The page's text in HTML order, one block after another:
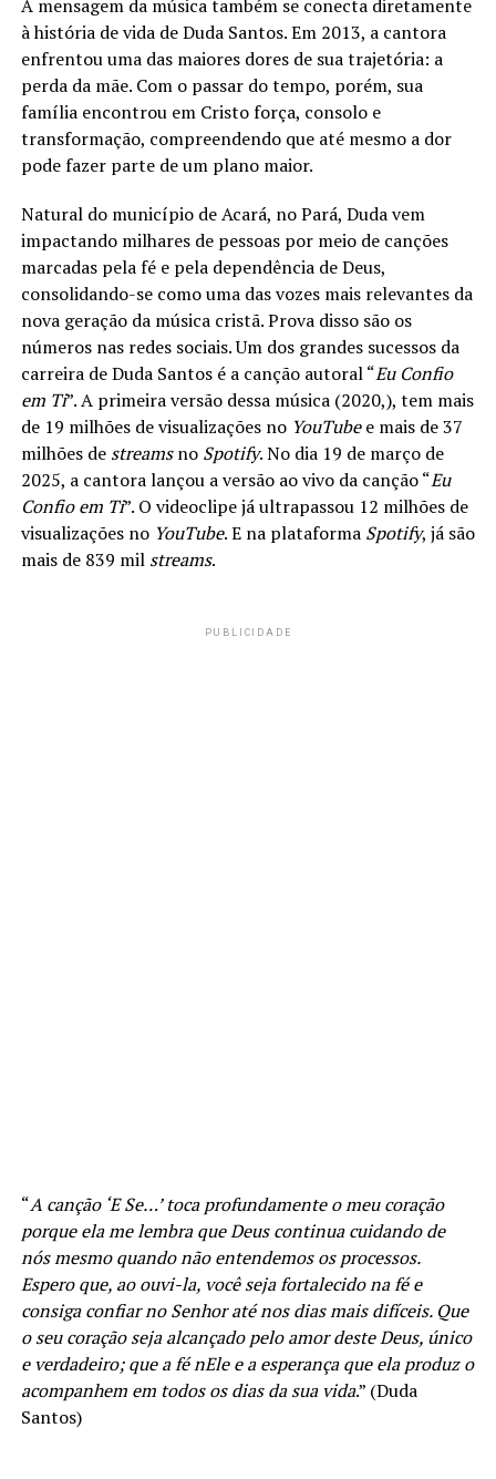
A mensagem da música também se conecta diretamente
à história de vida de Duda Santos. Em 2013, a cantora
enfrentou uma das maiores dores de sua trajetória: a
perda da mãe. Com o passar do tempo, porém, sua
família encontrou em Cristo força, consolo e
transformação, compreendendo que até mesmo a dor
pode fazer parte de um plano maior.
Natural do município de Acará, no Pará, Duda vem
impactando milhares de pessoas por meio de canções
marcadas pela fé e pela dependência de Deus,
consolidando-se como uma das vozes mais relevantes da
nova geração da música cristã. Prova disso são os
números nas redes sociais. Um dos grandes sucessos da
carreira de Duda Santos é a canção autoral “Eu Confio
em Ti”. A primeira versão dessa música (2020,), tem mais
de 19 milhões de visualizações no YouTubee mais de 37
milhões de streamsno Spotify. No dia 19 de março de
2025, a cantora lançou a versão ao vivo da canção “Eu
Confio em Ti”. O videoclipe já ultrapassou 12 milhões de
visualizações no YouTube. E na plataforma Spotify, já são
mais de 839 mil streams.
PUBLICIDADE
“A canção ‘E Se…’ toca profundamente o meu coração
porque ela me lembra que Deus continua cuidando de
nós mesmo quando não entendemos os processos.
Espero que, ao ouvi-la, você seja fortalecido na fé e
consiga confiar no Senhor até nos dias mais difíceis. Que
o seu coração seja alcançado pelo amor deste Deus, único
e verdadeiro; que a fé nEle e a esperança que ela produz o
acompanhem em todos os dias da sua vida.” (Duda
Santos)